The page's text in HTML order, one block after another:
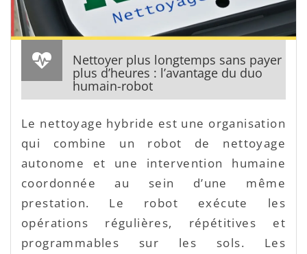
Nettoyer plus longtemps sans payer
plus d’heures : l’avantage du duo
humain-robot
Le nettoyage hybride est une organisation
qui combine un robot de nettoyage
autonome et une intervention humaine
coordonnée au sein d’une même
prestation. Le robot exécute les
opérations régulières, répétitives et
programmables sur les sols. Les